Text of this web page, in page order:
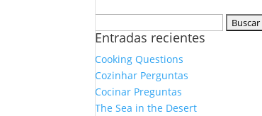
Entradas recientes
Cooking Questions
Cozinhar Perguntas
Cocinar Preguntas
The Sea in the Desert